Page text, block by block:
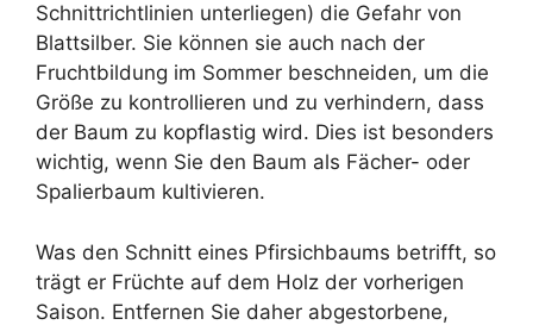
Schnittrichtlinien unterliegen) die Gefahr von
Blattsilber. Sie können sie auch nach der
Fruchtbildung im Sommer beschneiden, um die
Größe zu kontrollieren und zu verhindern, dass
der Baum zu kopflastig wird. Dies ist besonders
wichtig, wenn Sie den Baum als Fächer- oder
Spalierbaum kultivieren.
Was den Schnitt eines Pfirsichbaums betrifft, so
trägt er Früchte auf dem Holz der vorherigen
Saison. Entfernen Sie daher abgestorbene,